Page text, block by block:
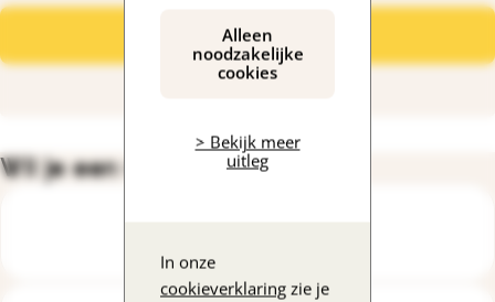
Alleen
noodzakelijke
cookies
> Bekijk meer
uitleg
In onze
cookieverklaring zie je
Stel hier je vraag
Wil je een vraag stellen?